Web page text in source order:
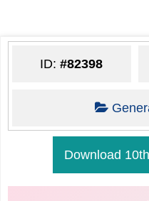
ID:#82398
Download